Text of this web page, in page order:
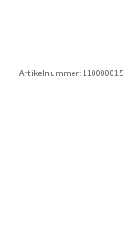
Artikelnummer:110000015